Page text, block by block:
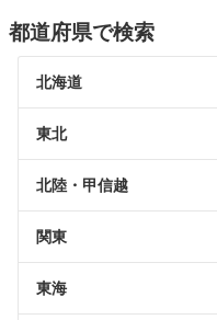
都道府県で検索
北海道
東北
北陸・甲信越
関東
東海